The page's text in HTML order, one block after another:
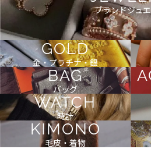
ブランドジュ
GOLD
金・プラチナ・銀
BAG
バッグ
WATCH
時計
KIMONO
毛皮・着物